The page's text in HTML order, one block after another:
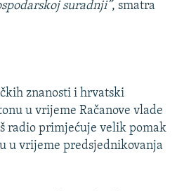
suradnji”, smatra
znanosti i hrvatski
u vrijeme Račanove vlade
radio primjećuje velik pomak
u vrijeme predsjednikovanja